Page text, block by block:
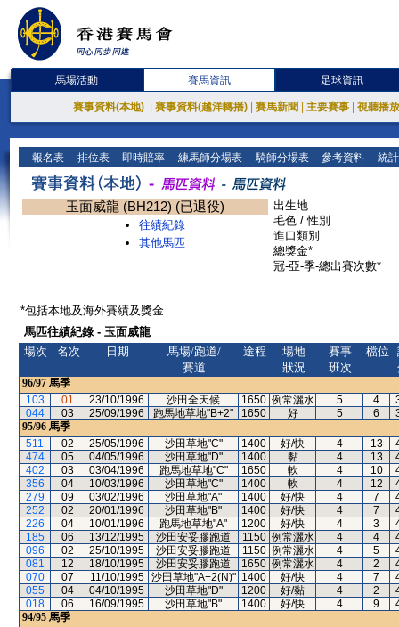
馬場活動 賽馬資訊 足球資訊
賽事資料(本地) 賽事資料(越洋轉播) 賽馬新聞 主要賽事 視聽播
報名表 排位表 即時賠率 練馬師分場表 騎師分場表 參考資料 統
玉面威龍 (BH212) (已退役)
往績紀錄
其他馬匹
出生地
毛色 / 性別
進口類別
總獎金*
冠-亞-季-總出賽次數*
*包括本地及海外賽績及獎金
馬匹往績紀錄 - 玉面威龍
場次
名次 日期
馬場/跑道/
賽道
途程
場地
狀況
賽事
班次
檔位
96/97 馬季
103
01 23/10/1996 沙田全天候 1650 例常灑水 5 4
044
03 25/09/1996 跑馬地草地"B+2" 1650 好 5 6
95/96 馬季
511
02 25/05/1996 沙田草地"C" 1400 好/快 4 13
474
05 04/05/1996 沙田草地"D" 1400 黏 4 13
402
03 03/04/1996 跑馬地草地"C" 1650 軟 4 10
356
04 10/03/1996 沙田草地"C" 1400 軟 4 12
279
09 03/02/1996 沙田草地"A" 1400 好/快 4 7
252
02 20/01/1996 沙田草地"B" 1400 好/快 4 7
226
04 10/01/1996 跑馬地草地"A" 1200 好/快 4 3
185
06 13/12/1995 沙田安妥膠跑道 1150 例常灑水 4 4
096
02 25/10/1995 沙田安妥膠跑道 1150 例常灑水 4 5
081
12 18/10/1995 沙田安妥膠跑道 1650 例常灑水 4 2
070
07 11/10/1995 沙田草地"A+2(N)" 1400 好/快 4 7
055
04 04/10/1995 沙田草地"D" 1200 好/黏 4 2
018
06 16/09/1995 沙田草地"B" 1400 好/快 4 9
94/95 馬季